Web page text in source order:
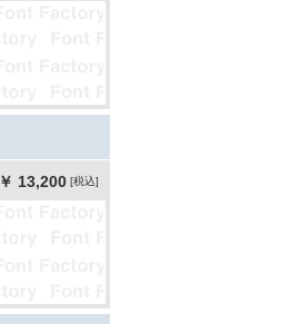
￥ 13,200 [税込]